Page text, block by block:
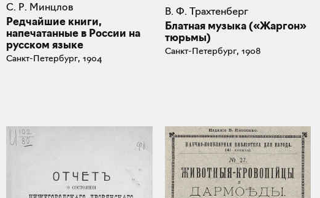
С. Р. Минцлов
Редчайшие книги,
напечатанные в России на
русском языке
Санкт-Петербург, 1904
В. Ф. Трахтенберг
Блатная музыка («Жаргон»
тюрьмы)
Санкт-Петербург, 1908